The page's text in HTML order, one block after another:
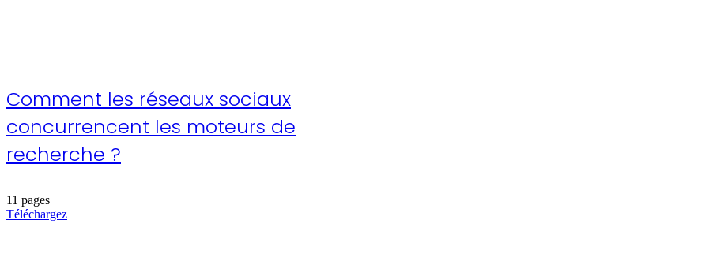
Comment les réseaux sociaux
concurrencent les moteurs de
recherche ?
11 pages
Téléchargez